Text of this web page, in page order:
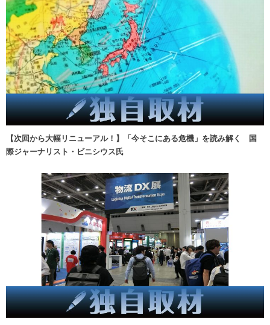
【次回から大幅リニューアル！】「今そこにある危機」を読み解く 国
際ジャーナリスト・ビニシウス氏